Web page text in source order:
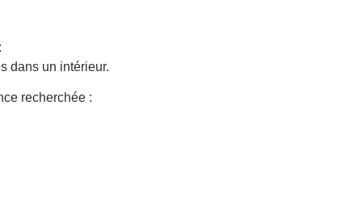
dans un intérieur.
recherchée :